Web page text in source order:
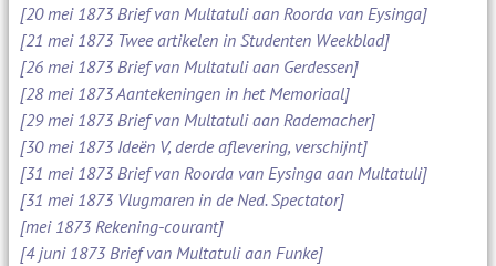
[20 mei 1873 Brief van Multatuli aan Roorda van Eysinga]
[21 mei 1873 Twee artikelen in Studenten Weekblad]
[26 mei 1873 Brief van Multatuli aan Gerdessen]
[28 mei 1873 Aantekeningen in het Memoriaal]
[29 mei 1873 Brief van Multatuli aan Rademacher]
[30 mei 1873 Ideën V, derde aflevering, verschijnt]
[31 mei 1873 Brief van Roorda van Eysinga aan Multatuli]
[31 mei 1873 Vlugmaren in de Ned. Spectator]
[mei 1873 Rekening-courant]
[4 juni 1873 Brief van Multatuli aan Funke]